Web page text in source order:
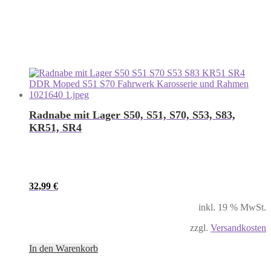
Radnabe mit Lager S50, S51, S70, S53, S83,
KR51, SR4
32,99 €
inkl. 19 % MwSt.
zzgl. Versandkosten
In den Warenkorb